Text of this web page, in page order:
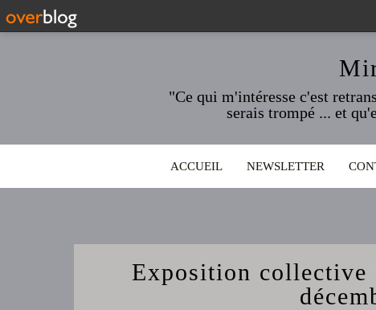
"Ce qui m'intéresse c'est
serais trompé ... et
ACCUEIL NEWSLETTER
Exposition collective